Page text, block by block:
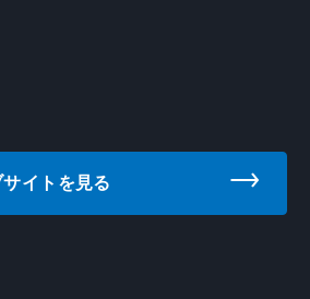
イトを見る